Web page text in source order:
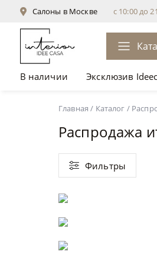
Салоны в Москве с 10:00 до
В наличии Эксклюзив
Главная / Каталог /
Распродажа
Фильтры